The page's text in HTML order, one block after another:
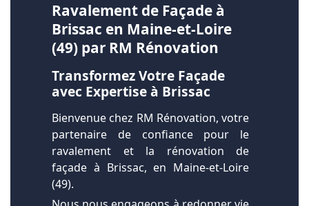
Ravalement de Façade à
Brissac en Maine-et-Loire
(49) par RM Rénovation
Transformez Votre Façade
avec Expertise à Brissac
Bienvenue chez RM Rénovation, votre
partenaire de confiance pour le
ravalement et la rénovation de
façade à Brissac, en Maine-et-Loire
(49).